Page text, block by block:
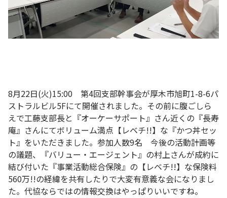
8月22日(火)15:00 第4回支部幹事会が厚木市旭町1-8-6パ
ストラルビル5Fにて開催されました。その前に腹ごしら
えで工藤支部長と『オーケーサポート』さん近くの『長寿
庵』さんにてボリューム満点【レベチ!!】な『かつ丼セッ
ト』をいただきました。参加人数9名 今後の活動計画等
の議題、『バリュー・エージェント』の村上さんが成約に
結び付いた『事業活動総合保険』の【レベチ!!】な保険料
560万!!の経緯を共有したりで大変有意義な会になりまし
た。代協ならではの情報交換はやっぱりいいですね。